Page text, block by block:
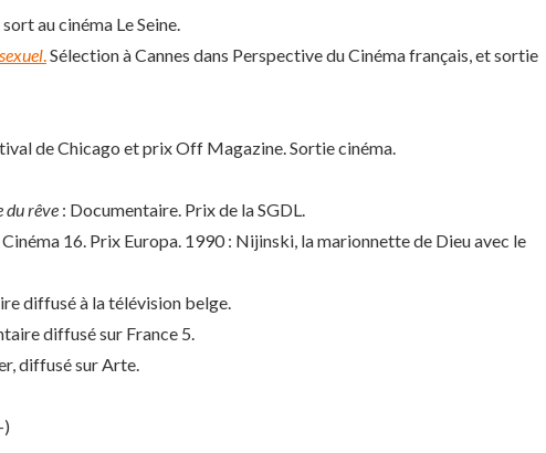
au cinéma Le Seine.
.Sélection à Cannes dans Perspective du Cinéma français, et sortie
de Chicago et prix Off Magazine. Sortie cinéma.
du rêve : Documentaire. Prix de la SGDL.
16. Prix Europa. 1990 : Nijinski, la marionnette de Dieu avec le
diffusé à la télévision belge.
diffusé sur France 5.
diffusé sur Arte.